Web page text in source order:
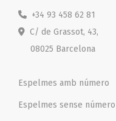
+34 93 458 62 81
C/ de Grassot, 43,
08025 Barcelona
Espelmes amb número
Espelmes sense número